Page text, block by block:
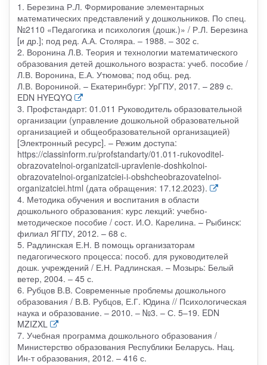
1. Березина Р.Л. Формирование элементарных
математических представлений у дошкольников. По спец.
№2110 «Педагогика и психология (дошк.)» / Р.Л. Березина
[и др.]; под ред. А.А. Столяра. – 1988. – 302 с.
2. Воронина Л.В. Теория и технологии математического
образования детей дошкольного возраста: учеб. пособие /
Л.В. Воронина, Е.А. Утюмова; под общ. ред.
Л.В. Ворониной. – Екатеринбург: УрГПУ, 2017. – 289 с.
EDN HYEQYQ
3. Профстандарт: 01.011 Руководитель образовательной
организации (управление дошкольной образовательной
организацией и общеобразовательной организацией)
[Электронный ресурс]. – Режим доступа:
https://classinform.ru/profstandarty/01.011-rukovoditel-
obrazovatelnoi-organizatcii-upravlenie-doshkolnoi-
obrazovatelnoi-organizatciei-i-obshcheobrazovatelnoi-
organizatciei.html (дата обращения: 17.12.2023).
4. Методика обучения и воспитания в области
дошкольного образования: курс лекций: учебно-
методическое пособие / сост. И.О. Карелина. – Рыбинск:
филиал ЯГПУ, 2012. – 68 с.
5. Радлинская Е.Н. В помощь организаторам
педагогического процесса: пособ. для руководителей
дошк. учреждений / Е.Н. Радлинская. – Мозырь: Белый
ветер, 2004. – 45 с.
6. Рубцов В.В. Современные проблемы дошкольного
образования / В.В. Рубцов, Е.Г. Юдина // Психологическая
наука и образование. – 2010. – №3. – С. 5–19. EDN
MZIZXL
7. Учебная программа дошкольного образования /
Министерство образования Республики Беларусь. Нац.
Ин-т образования, 2012. – 416 с.